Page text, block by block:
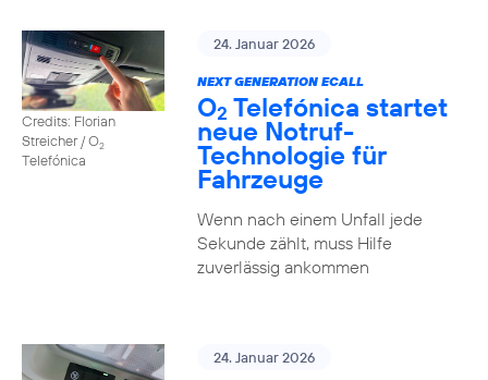
Credits: Florian
Streicher / O2
Telefónica
24. Januar 2026
NEXT GENERATION ECALL
O2 Telefónica startet
neue Notruf-
Technologie für
Fahrzeuge
Wenn nach einem Unfall jede
Sekunde zählt, muss Hilfe
zuverlässig ankommen
24. Januar 2026